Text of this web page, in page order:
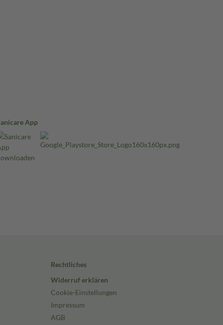
App
Rechtliches
Widerruf erklären
Cookie-Einstellungen
Impressum
AGB